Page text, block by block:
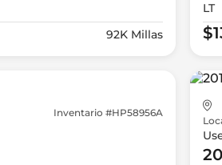
92K Millas
LT
Inventario #HP58956A